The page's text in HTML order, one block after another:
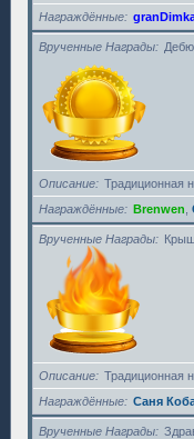
Награждённые
Врученные Награды
Описание
Традиционная
Награждённые
Brenwen
Врученные Награды
Описание
Традиционная
Награждённые
Саня
Врученные Награды